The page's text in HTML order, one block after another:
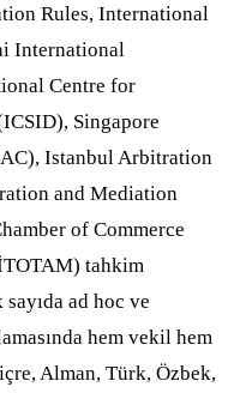
Rules, International
International
Centre for
Singapore
Istanbul Arbitration
and Mediation
of Commerce
tahkim
ad hoc ve
hem vekil hem
Alman, Türk, Özbek,